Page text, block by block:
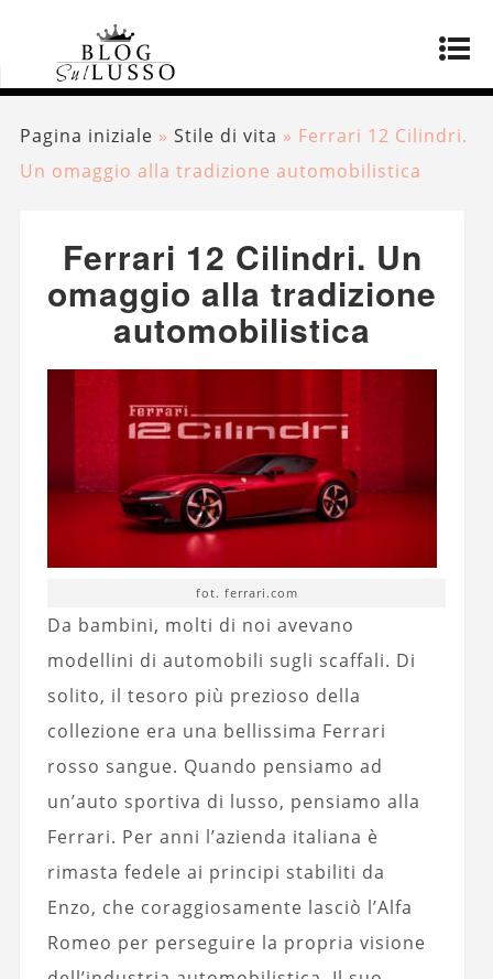
Pagina iniziale » Stile di vita » Ferrari 12 Cilindri.
Un omaggio alla tradizione automobilistica
Ferrari 12 Cilindri. Un
omaggio alla tradizione
automobilistica
fot. ferrari.com
Da bambini, molti di noi avevano
modellini di automobili sugli scaffali. Di
solito, il tesoro più prezioso della
collezione era una bellissima Ferrari
rosso sangue. Quando pensiamo ad
un’auto sportiva di lusso, pensiamo alla
Ferrari. Per anni l’azienda italiana è
rimasta fedele ai principi stabiliti da
Enzo, che coraggiosamente lasciò l’Alfa
Romeo per perseguire la propria visione